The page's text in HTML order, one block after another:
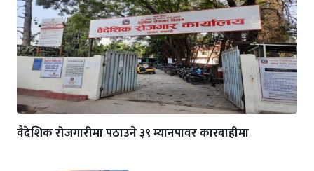
वैदेशिक रोजगारीमा पठाउने ३९ म्यानपावर कारबाहीमा